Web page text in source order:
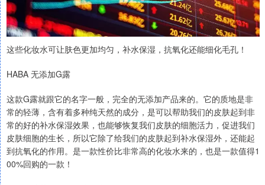
这些化妆水可让肤色更加均匀，补水保湿，抗氧化还能细化毛孔！
HABA 无添加G露
这款G露就跟它的名字一般，完全的无添加产品来的。它的质地是非
常的轻薄，含有着多种纯天然的成分，是可以帮助我们的皮肤起到非
常的好的补水保湿效果，也能够恢复我们皮肤的细胞活力，促进我们
皮肤细胞的生长，所以它除了给我们的皮肤起到补水保湿外，还能起
到抗氧化的作用。是一款性价比非常高的化妆水来的，也是一款值得1
00%回购的一款！